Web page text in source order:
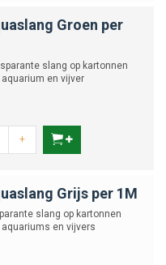
Groen per
slang op kartonnen
en vijver
+
Grijs per 1M
slang op kartonnen
aquariums en vijvers